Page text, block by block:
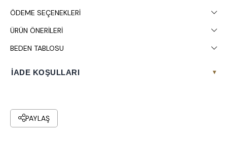
ÖDEME SEÇENEKLERI
ÜRÜN ÖNERILERI
BEDEN TABLOSU
İADE KOŞULLARI ▾
PAYLAŞ